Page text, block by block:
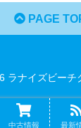
PAGE
ラナイズビーチ
中古情報 最新